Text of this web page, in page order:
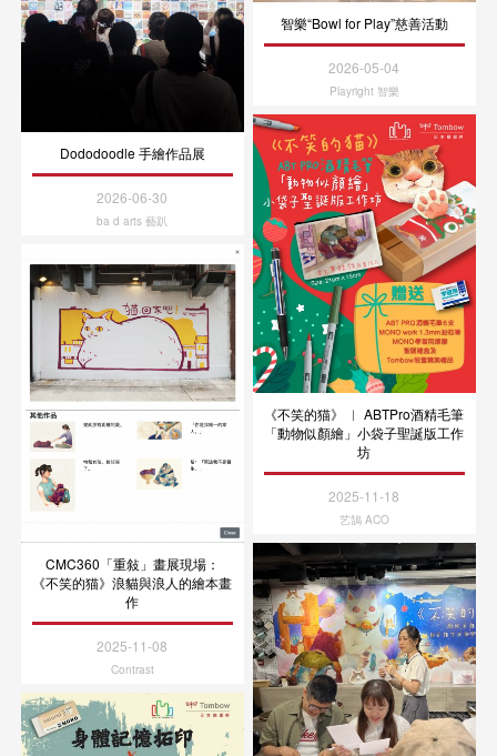
Dododoodle 手繪作品展
2026-06-30
ba d arts 藝趴
智樂“Bowl for Play”慈善活動
2026-05-04
Playright 智樂
《不笑的猫》 ︳ ABTPro酒精毛筆
「動物似顏繪」小袋子聖誕版工作
坊
2025-11-18
艺鵠 ACO
CMC360「重敍」畫展現場：
《不笑的猫》浪貓與浪人的繪本畫
作
2025-11-08
Contrast